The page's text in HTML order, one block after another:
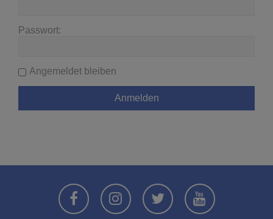
Passwort:
Angemeldet bleiben